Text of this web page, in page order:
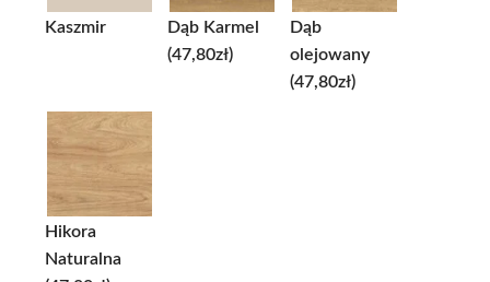
Kaszmir
Dąb Karmel
(47,80zł)
Dąb
olejowany
(47,80zł)
Hikora
Naturalna